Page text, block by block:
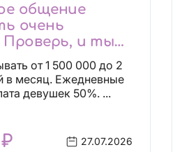
общение
очень
и ты
2 000 000₽
от 1 500 000 до 2
Ежедневные
выплаты. Зарплата девушек 50%. ...
27.07.2026